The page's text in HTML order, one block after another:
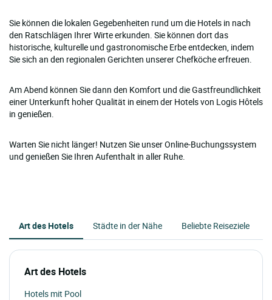
Sie können die lokalen Gegebenheiten rund um die Hotels in nach
den Ratschlägen Ihrer Wirte erkunden. Sie können dort das
historische, kulturelle und gastronomische Erbe entdecken, indem
Sie sich an den regionalen Gerichten unserer Chefköche erfreuen.
Am Abend können Sie dann den Komfort und die Gastfreundlichkeit
einer Unterkunft hoher Qualität in einem der Hotels von Logis Hôtels
in genießen.
Warten Sie nicht länger! Nutzen Sie unser Online-Buchungssystem
und genießen Sie Ihren Aufenthalt in aller Ruhe.
Art des Hotels Städte in der Nähe Beliebte Reiseziele
Art des Hotels
Hotels mit Pool